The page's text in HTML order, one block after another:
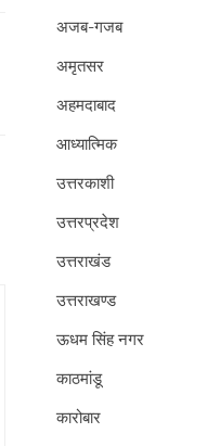
अजब-गजब
अमृतसर
अहमदाबाद
आध्यात्मिक
उत्तरकाशी
उत्तरप्रदेश
उत्तराखंड
उत्तराखण्ड
ऊधम सिंह नगर
काठमांडू
कारोबार